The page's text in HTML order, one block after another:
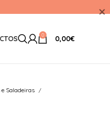
0 0,00€
e Saladeiras